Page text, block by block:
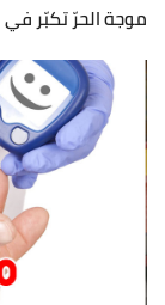
موجة الحرّ تكبّر